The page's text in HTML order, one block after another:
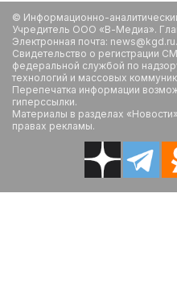
© Информационно-
Учредитель ООО «В-Медиа».
Электронная почта: news@kgd.ru.
Свидетельство о регистрации
федеральной службой по
технологий и массовых
Перепечатка информации
гиперссылки.
Материалы в разделах
правах рекламы.